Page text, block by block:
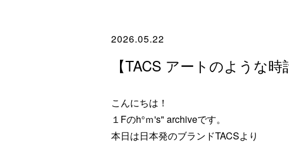
2026.05.22
【TACS アートのような時
こんにちは！
１Fのh°ｍ's" archiveです。
本日は日本発のブランドTACSより